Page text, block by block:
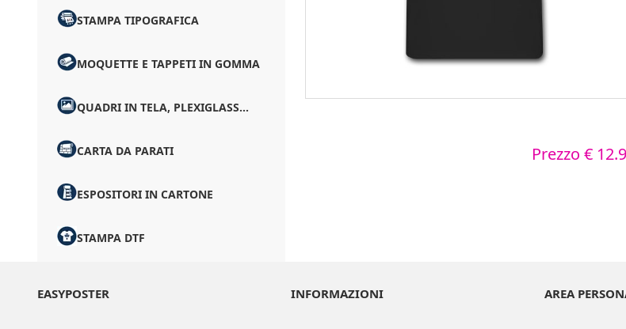
STAMPA TIPOGRAFICA
MOQUETTE E TAPPETI IN GOMMA
QUADRI IN TELA, PLEXIGLASS...
CARTA DA PARATI
ESPOSITORI IN CARTONE
STAMPA DTF
Prezzo €
EASYPOSTER INFORMAZIONI AREA